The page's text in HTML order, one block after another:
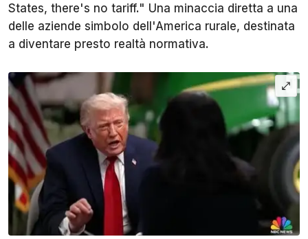
States, there's no tariff." Una minaccia diretta a una
delle aziende simbolo dell'America rurale, destinata
a diventare presto realtà normativa.